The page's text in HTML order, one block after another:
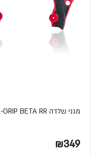
מגני שלדה X-GRIP BETA RR אדום שחור
₪349